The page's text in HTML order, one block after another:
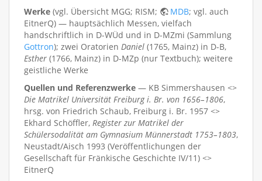
Werke (vgl. Übersicht MGG; RISM; MDB; vgl. auch
EitnerQ) — hauptsächlich Messen, vielfach
handschriftlich in D-WÜd und in D-MZmi (Sammlung
Gottron); zwei Oratorien Daniel (1765, Mainz) in D-B,
Esther (1766, Mainz) in D-MZp (nur Textbuch); weitere
geistliche Werke
Quellen und Referenzwerke — KB Simmershausen <>
Die Matrikel Universität Freiburg i. Br. von 1656–1806,
hrsg. von Friedrich Schaub, Freiburg i. Br. 1957 <>
Ekhard Schöffler, Register zur Matrikel der
Schülersodalität am Gymnasium Münnerstadt 1753–1803,
Neustadt/Aisch 1993 (Veröffentlichungen der
Gesellschaft für Fränkische Geschichte IV/11) <>
EitnerQ